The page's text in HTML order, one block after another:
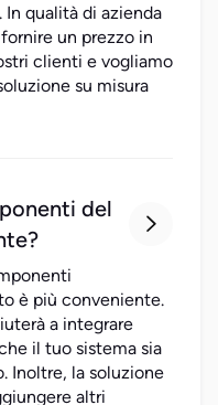
qualità di azienda
un prezzo in
clienti e vogliamo
su misura
del

è più conveniente.
a integrare
il tuo sistema sia
Inoltre, la soluzione
altri